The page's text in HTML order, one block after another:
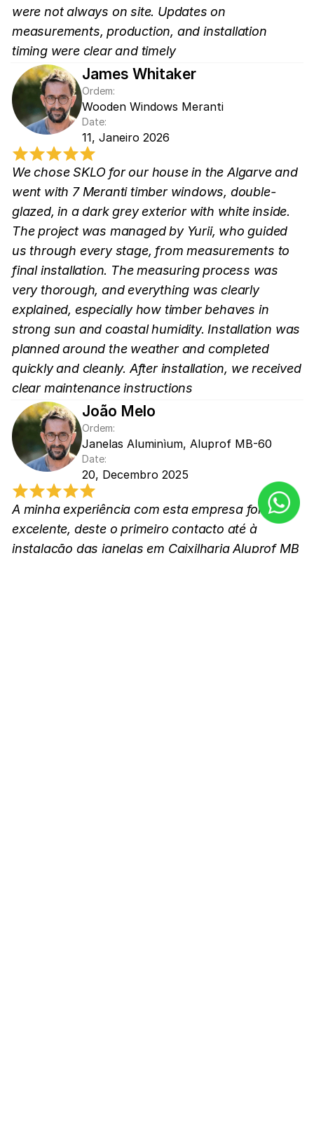
were not always on site. Updates on
measurements, production, and installation
timing were clear and timely
James Whitaker
Ordem:
Wooden Windows Meranti
Date:
11, Janeiro 2026
We chose SKLO for our house in the Algarve and
went with 7 Meranti timber windows, double-
glazed, in a dark grey exterior with white inside.
The project was managed by Yurii, who guided
us through every stage, from measurements to
final installation. The measuring process was
very thorough, and everything was clearly
explained, especially how timber behaves in
strong sun and coastal humidity. Installation was
planned around the weather and completed
quickly and cleanly. After installation, we received
clear maintenance instructions
João Melo
Ordem:
Janelas Aluminìum, Aluprof MB-60
Date:
20, Decembro 2025
A minha experiência com esta empresa foi
excelente, deste o primeiro contacto até à
instalação das janelas em Caixilharia Aluprof MB